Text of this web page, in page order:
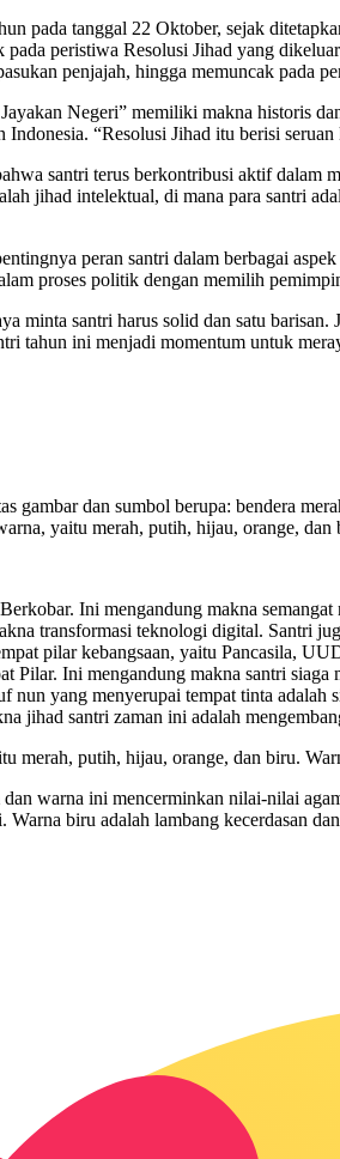
pada tanggal 22 Oktober, sejak
peristiwa Resolusi Jihad yang
penjajah, hingga memuncak pada
Negeri” memiliki makna historis
Indonesia. “Resolusi Jihad itu berisi
santri terus berkontribusi aktif
jihad intelektual, di mana para santri
peran santri dalam berbagai
proses politik dengan memilih
minta santri harus solid dan satu
tahun ini menjadi momentum untuk
gambar dan sumbol berupa: bendera
yaitu merah, putih, hijau, orange, dan
Ini mengandung makna
transformasi teknologi digital. Santri
pilar kebangsaan, yaitu Pancasila,
Ini mengandung makna santri siaga
yang menyerupai tempat tinta adalah
jihad santri zaman ini adalah
merah, putih, hijau, orange, dan biru.
warna ini mencerminkan nilai‑nilai
biru adalah lambang kecerdasan